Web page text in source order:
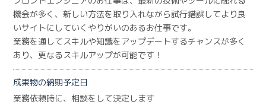
機会が多く、新しい方法を取り入れながら試行錯誤してより良
いサイトにしていくやりがいのあるお仕事です。
業務を通してスキルや知識をアップデートするチャンスが多く
あり、更なるスキルアップが可能です！
成果物の納期予定日
業務依頼時に、相談をして決定します